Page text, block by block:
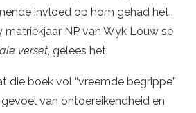
invloed op hom gehad het.
matriekjaar NP van Wyk Louw se
verset, gelees het.
die boek vol “vreemde begrippe”
gevoel van ontoereikendheid en